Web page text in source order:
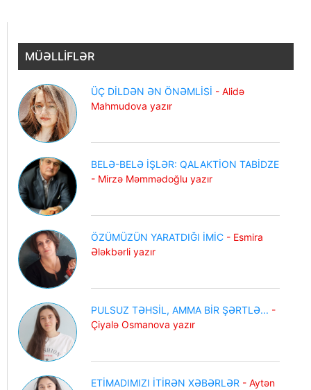
MÜƏLLİFLƏR
ÜÇ DİLDƏN ƏN ÖNƏMLİSİ - Alidə
Mahmudova yazır
BELƏ-BELƏ İŞLƏR: QALAKTİON TABİDZE
- Mirzə Məmmədoğlu yazır
ÖZÜMÜZÜN YARATDIĞI İMİC - Esmira
Ələkbərli yazır
PULSUZ TƏHSİL, AMMA BİR ŞƏRTLƏ... -
Çiyalə Osmanova yazır
ETİMADIMIZI İTİRƏN XƏBƏRLƏR - Aytən